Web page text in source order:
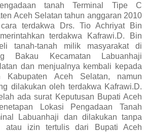
tanah Terminal Tipe C
Aceh Selatan tahun anggaran 2010
terdakwa Drs. Tio Achriyat Bin
terdakwa Kafrawi.D. Bin
tanah-tanah milik masyarakat di
Bakau Kecamatan Labuanhaji
dan menjualnya kembali kepada
Kabupaten Aceh Selatan, namun
dilakukan oleh terdakwa Kafrawi.D.
ada surat Keputusan Bupati Aceh
Lokasi Pengadaan Tanah
Labuanhaji dan dilakukan tanpa
atau izin tertulis dari Bupati Aceh